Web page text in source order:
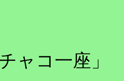
ャコ一座」